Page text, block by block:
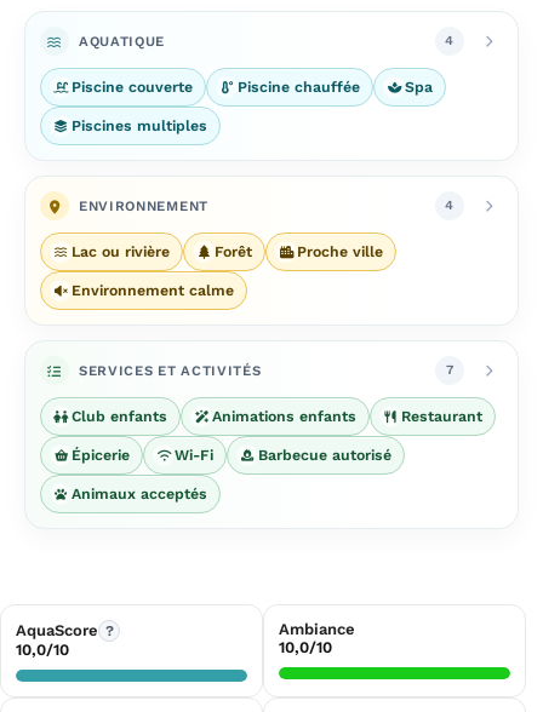
AQUATIQUE 4
Piscine couverte Piscine chauffée Spa
Piscines multiples
ENVIRONNEMENT 4
Lac ou rivière Forêt Proche ville
Environnement calme
SERVICES ET ACTIVITÉS 7
Club enfants Animations enfants Restaurant
Épicerie Wi-Fi Barbecue autorisé
Animaux acceptés
AquaScore ?
10,0/10
Ambiance
10,0/10